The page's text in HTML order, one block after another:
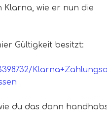
Klarna, wie er nun die
Gültigkeit besitzt:
du das dann